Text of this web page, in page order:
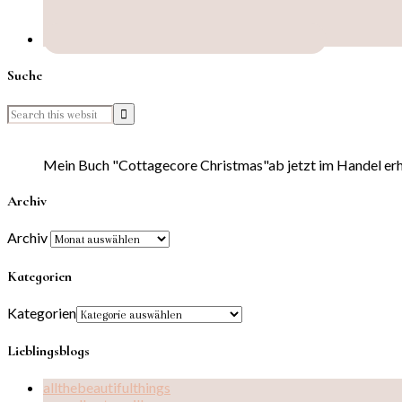
Suche
Mein Buch "Cottagecore Christmas"ab jetzt im Handel
Archiv
Archiv
Kategorien
Kategorien
Lieblingsblogs
allthebeautifulthings